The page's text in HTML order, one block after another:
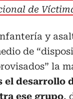
de
y
de
la
el desarrollo
ese grupo,